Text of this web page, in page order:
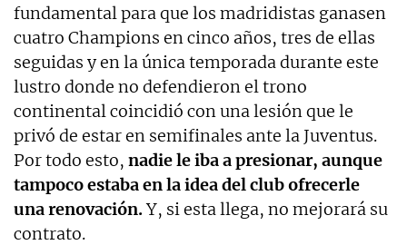
fundamental para que los madridistas ganasen
cuatro Champions en cinco años, tres de ellas
seguidas y en la única temporada durante este
lustro donde no defendieron el trono
continental coincidió con una lesión que le
privó de estar en semifinales ante la Juventus.
Por todo esto, nadie le iba a presionar, aunque
tampoco estaba en la idea del club ofrecerle
una renovación.Y, si esta llega, no mejorará su
contrato.